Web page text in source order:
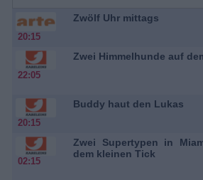
20:15
Zwölf Uhr mittags
22:05
Zwei Himmelhunde auf
20:15
Buddy haut den Lukas
02:15
Zwei Supertypen in
dem kleinen Tick